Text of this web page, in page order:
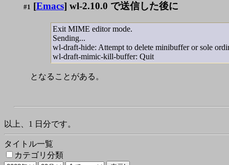
#1 [Emacs] wl-2.10.0 で送信した後に
Exit MIME editor mode.
Sending...
wl-draft-hide: Attempt to delete minibuffer or sole
wl-draft-mimic-kill-buffer: Quit
となることがある。
以上、1 日分です。
タイトル一覧
カテゴリ分類